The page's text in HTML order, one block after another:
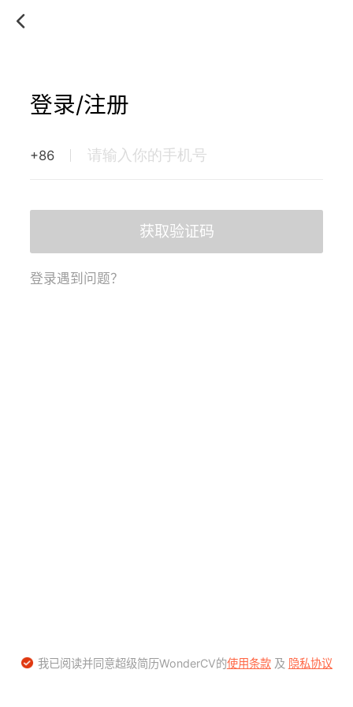
登录/注册
+86
获取验证码
登录遇到问题？
我已阅读并同意超级简历WonderCV的使用条款及 隐私协议